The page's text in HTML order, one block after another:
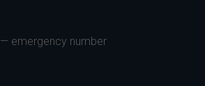
— emergency number